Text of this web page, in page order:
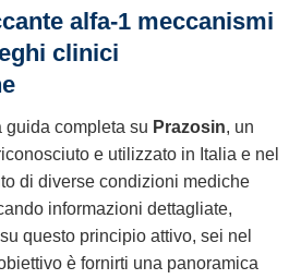
alfa-1 meccanismi
clinici
guida completa su Prazosin, un
e utilizzato in Italia e nel
di diverse condizioni mediche
informazioni dettagliate,
questo principio attivo, sei nel
è fornirti una panoramica